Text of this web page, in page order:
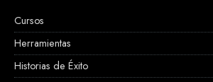
Cursos
Herramientas
Historias de Éxito